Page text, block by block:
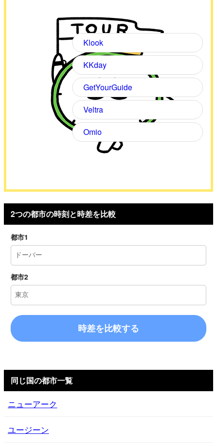
Klook
KKday
GetYourGuide
Veltra
Omio
2つの都市の時刻と時差を比較
都市1
都市2
時差を比較する
同じ国の都市一覧
ニューアーク
ユージーン